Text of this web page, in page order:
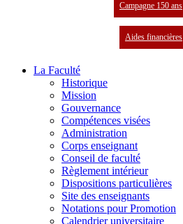
Campagne 150 ans
Aides financières
La Faculté
Historique
Mission
Gouvernance
Compétences visées
Administration
Corps enseignant
Conseil de faculté
Règlement intérieur
Dispositions particulières
Site des enseignants
Notations pour Promotion
Calendrier universitaire